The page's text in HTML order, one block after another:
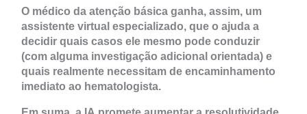
O médico da atenção básica ganha, assim, um
assistente virtual especializado, que o ajuda a
decidir quais casos ele mesmo pode conduzir
(com alguma investigação adicional orientada) e
quais realmente necessitam de encaminhamento
imediato ao hematologista.